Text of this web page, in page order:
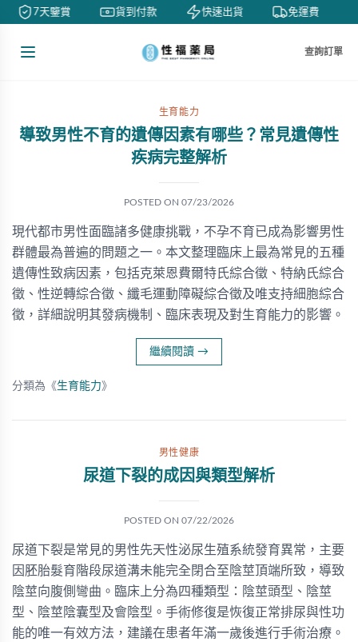
7天鑒賞 貨到付款 快速出貨 免運費
查詢訂單
生育能力
導致男性不育的遺傳因素有哪些？常見遺傳性
疾病完整解析
POSTED ON 07/23/2026
現代都市男性面臨諸多健康挑戰，不孕不育已成為影響男性
群體最為普遍的問題之一。本文整理臨床上最為常見的五種
遺傳性致病因素，包括克萊恩費爾特氏綜合徵、特納氏綜合
徵、性逆轉綜合徵、纖毛運動障礙綜合徵及唯支持細胞綜合
徵，詳細說明其發病機制、臨床表現及對生育能力的影響。
繼續閱讀 →
分類為《生育能力》
男性健康
尿道下裂的成因與類型解析
POSTED ON 07/22/2026
尿道下裂是常見的男性先天性泌尿生殖系統發育異常，主要
因胚胎髮育階段尿道溝未能完全閉合至陰莖頂端所致，導致
陰莖向腹側彎曲。臨床上分為四種類型：陰莖頭型、陰莖
型、陰莖陰囊型及會陰型。手術修復是恢復正常排尿與性功
能的唯一有效方法，建議在患者年滿一歲後進行手術治療。